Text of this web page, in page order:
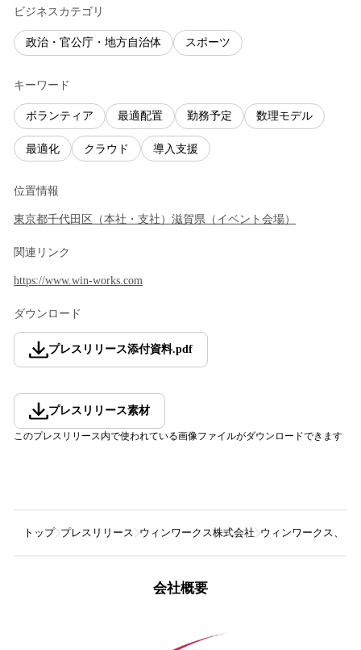
ビジネスカテゴリ
政治・官公庁・地方自治体 スポーツ
キーワード
ボランティア 最適配置 勤務予定 数理モデル
最適化 クラウド 導入支援
位置情報
東京都千代田区 （本社・支社 ） 滋賀県 （ イベント会場）
関連リンク
https://www.win-works.com
ダウンロード
プレスリリース添付資料.pdf
プレスリリース素材
このプレスリリース内で使われている画像ファイルがダウンロードできます
トップ プレスリリース ウィンワークス株式会社 ウィンワークス、テ
会社概要